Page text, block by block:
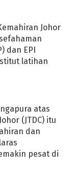
Johor
dan EPI
latihan
atas
(JTDC) itu
dan
pesat di